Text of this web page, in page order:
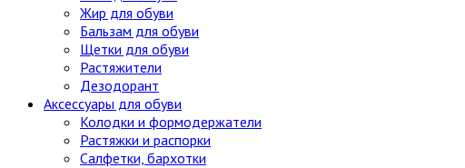
Жир для обуви
Бальзам для обуви
Щетки для обуви
Растяжители
Дезодорант
Аксессуары для обуви
Колодки и формодержатели
Растяжки и распорки
Салфетки, бархотки